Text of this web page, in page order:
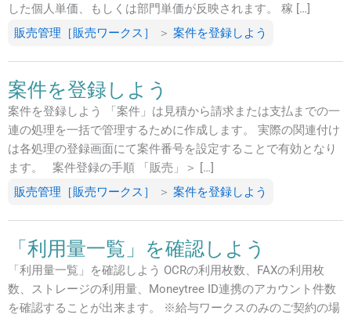
した個人単価、もしくは部門単価が反映されます。 稼 […]
販売管理［販売ワークス］
＞ 案件を登録しよう
案件を登録しよう
案件を登録しよう 「案件」は見積から請求または支払までの一
連の処理を一括で管理するために作成します。 実際の関連付け
は各処理の登録画面にて案件番号を設定することで有効となり
ます。 案件登録の手順 「販売」＞ […]
販売管理［販売ワークス］
＞ 案件を登録しよう
「利用量一覧」を確認しよう
「利用量一覧」を確認しよう OCRの利用枚数、FAXの利用枚
数、ストレージの利用量、Moneytree ID連携のアカウント件数
を確認することが出来ます。 ※給与ワークスのみのご契約の場